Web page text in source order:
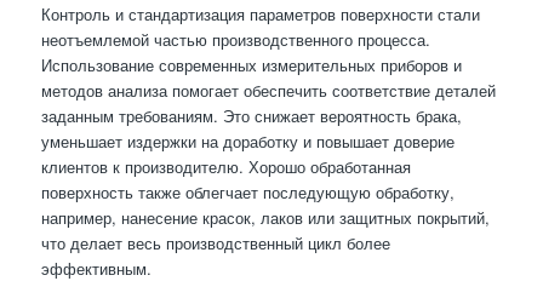
Контроль и стандартизация параметров поверхности стали
неотъемлемой частью производственного процесса.
Использование современных измерительных приборов и
методов анализа помогает обеспечить соответствие деталей
заданным требованиям. Это снижает вероятность брака,
уменьшает издержки на доработку и повышает доверие
клиентов к производителю. Хорошо обработанная
поверхность также облегчает последующую обработку,
например, нанесение красок, лаков или защитных покрытий,
что делает весь производственный цикл более
эффективным.